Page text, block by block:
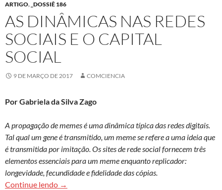
ARTIGO, _DOSSIÊ 186
AS DINÂMICAS NAS REDES
SOCIAIS E O CAPITAL
SOCIAL
9 DE MARÇO DE 2017 COMCIENCIA
Por Gabriela da Silva Zago
A propagação de memes é uma dinâmica típica das redes digitais.
Tal qual um gene é transmitido, um meme se refere a uma ideia que
é transmitida por imitação. Os sites de rede social fornecem três
elementos essenciais para um meme enquanto replicador:
longevidade, fecundidade e fidelidade das cópias.
Continue lendo As dinâmicas nas redes sociais e o capital social
→